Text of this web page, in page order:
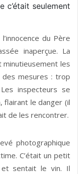
c’était seulement
du Père
inaperçue. La
minutieusement les
mesures : trop
inspecteurs se
flairant le danger (il
de les rencontrer.
photographique
C’était un petit
et sentait le vin. Il